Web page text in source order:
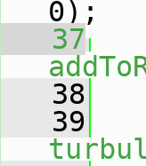
0);
   37
   38
   39